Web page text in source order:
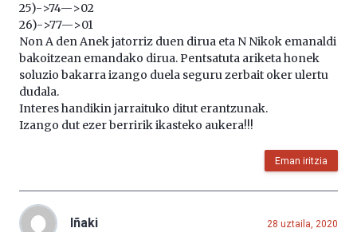
25)->74—>02
26)->77—>01
Non A den Anek jatorriz duen dirua eta N Nikok emanaldi
bakoitzean emandako dirua. Pentsatuta ariketa honek
soluzio bakarra izango duela seguru zerbait oker ulertu
dudala.
Interes handikin jarraituko ditut erantzunak.
Izango dut ezer berririk ikasteko aukera!!!
Eman iritzia
Iñaki 28 uztaila, 2020